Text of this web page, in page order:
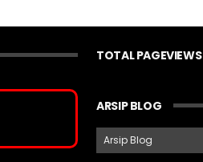
TOTAL PAGEVIEWS
ARSIP BLOG